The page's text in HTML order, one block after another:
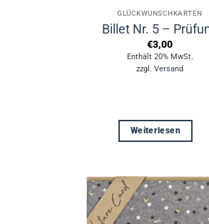
GLÜCKWUNSCHKARTEN
Billet Nr. 5 –
€3,00
Enthält 20% MwSt.
zzgl. Versand
Weiterlesen